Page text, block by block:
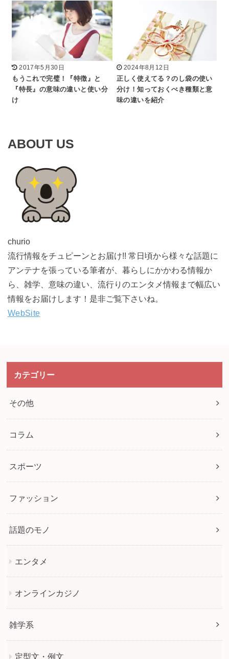
2017年5月30日
もうこれで完璧！『特徴』と
『特長』の意味の違いと使い分
け
2024年8月12日
正しく使えてる？のし袋の使い
分け！知っておくべき種類と意
味の違いを紹介
ABOUT US
churio
流行情報をチュピーンとお届け!! 常日頃から様々な話題に
アンテナを張っている筆者が、暮らしにかかわる情報か
ら、雑学、意味の違い、流行りのエンタメ情報まで幅広い
情報をお届けします！是非ご覧下さいね。
WebSite
カテゴリー
その他
コラム
スポーツ
ファッション
話題のモノ
エンタメ
オンラインカジノ
雑学系
定型文・例文